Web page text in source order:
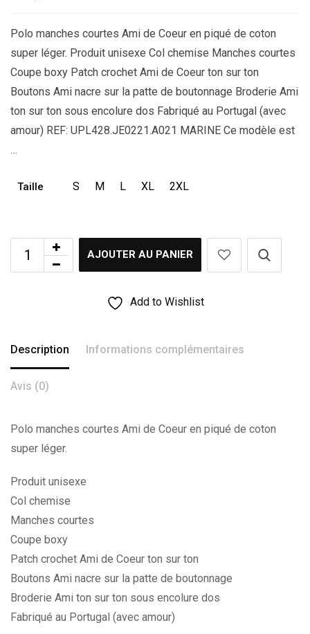
Polo manches courtes Ami de Coeur en piqué de coton
super léger. Produit unisexe Col chemise Manches courtes
Coupe boxy Patch crochet Ami de Coeur ton sur ton
Boutons Ami nacre sur la patte de boutonnage Broderie Ami
ton sur ton sous encolure dos Fabriqué au Portugal (avec
amour) REF: UPL428.JE0221.A021 MARINE Ce modèle est
…
Taille S M L XL 2XL
AJOUTER AU PANIER
Add to Wishlist
Description Informations complémentaires
Avis (0)
Polo manches courtes Ami de Coeur en piqué de coton
super léger.
Produit unisexe
Col chemise
Manches courtes
Coupe boxy
Patch crochet Ami de Coeur ton sur ton
Boutons Ami nacre sur la patte de boutonnage
Broderie Ami ton sur ton sous encolure dos
Fabriqué au Portugal (avec amour)